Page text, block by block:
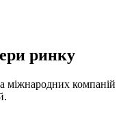
ринку
міжнародних компаній